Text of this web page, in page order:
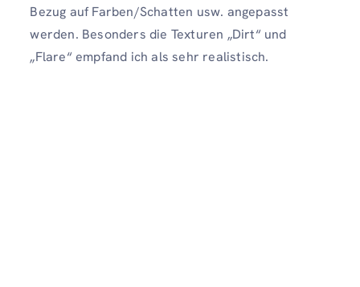
Bezug auf Farben/Schatten usw. angepasst
werden. Besonders die Texturen „Dirt“ und
„Flare“ empfand ich als sehr realistisch.